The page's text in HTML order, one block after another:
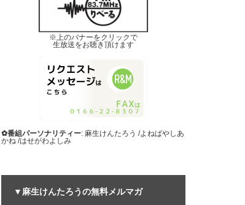
※上のバナーをクリックで
生放送をお聴き頂けます
✿番組パーソナリティー: 麻生けんたろう /よねばやしあ
かね /はせがわよしみ
▼麻生けんたろうの無料メルマガ